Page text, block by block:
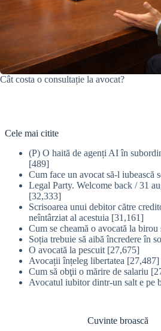
Cât costa o consultație la avocat?
Cele mai citite
(P) O haită de agenți AI în
[489]
Cum face un avocat să-l iubească
Legal Party. Welcome back / 31
[32,333]
Scrisoarea unui debitor către
neîntârziat al acestuia [31,161]
Cum se cheamă o avocată la birou
Soția trebuie să aibă încredere în
O avocată la pescuit [27,675]
Avocații înțeleg libertatea [27,487]
Cum să obţii o mărire de salariu
Avocatul iubitor dintr-un salt e pe
Cuvinte broască